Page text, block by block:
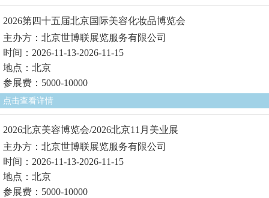
2026第四十五届北京国际美容化妆品博览会
主办方：北京世博联展览服务有限公司
时间：2026-11-13-2026-11-15
地点：北京
参展费：5000-10000
点击查看详情
2026北京美容博览会/2026北京11月美业展
主办方：北京世博联展览服务有限公司
时间：2026-11-13-2026-11-15
地点：北京
参展费：5000-10000